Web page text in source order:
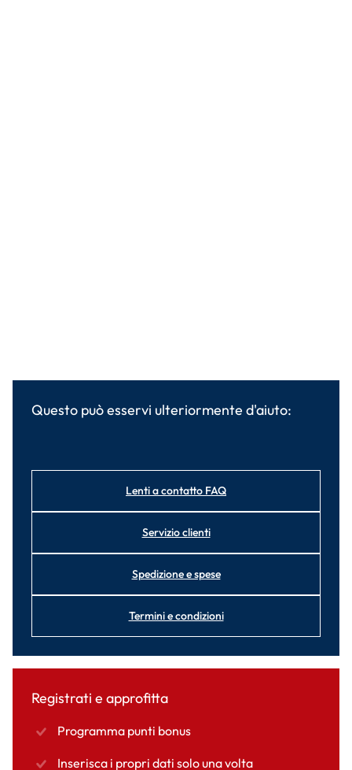
Questo può esservi ulteriormente d'aiuto:
Lenti a contatto FAQ
Servizio clienti
Spedizione e spese
Termini e condizioni
Registrati e approfitta
Programma punti bonus
Inserisca i propri dati solo una volta